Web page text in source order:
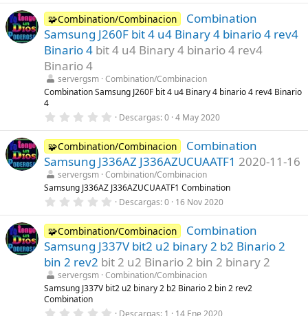
0
0
e
s
t
r
l
l
a
s
🧩Combination/Combinacion
Combination
Samsung J260F bit 4 u4 Binary 4 binario 4 rev4
Binario 4 bit 4 u4 Binary 4 binario 4 rev4
Binario 4
servergsm Combination/Combinacion
Combination Samsung J260F bit 4 u4 Binary 4 binario 4 rev4 Binario
4
0
0
0
e
s
t
r
e
l
a
(
s
)
Descargas 0 4 May 2020
🧩Combination/Combinacion
Combination
Samsung J336AZ J336AZUCUAATF1 2020-11-16
servergsm Combination/Combinacion
Samsung J336AZ J336AZUCUAATF1 Combination
0
0
0
e
s
t
r
e
l
Descargas 0 16 Nov 2020
🧩Combination/Combinacion
Combination
Samsung J337V bit2 u2 binary 2 b2 Binario 2
bin 2 rev2 bit 2 u2 Binario 2 bin 2 binary 2
servergsm Combination/Combinacion
Samsung J337V bit2 u2 binary 2 b2 Binario 2 bin 2 rev2
Combination
0 Descargas 1 14 Ene 2020